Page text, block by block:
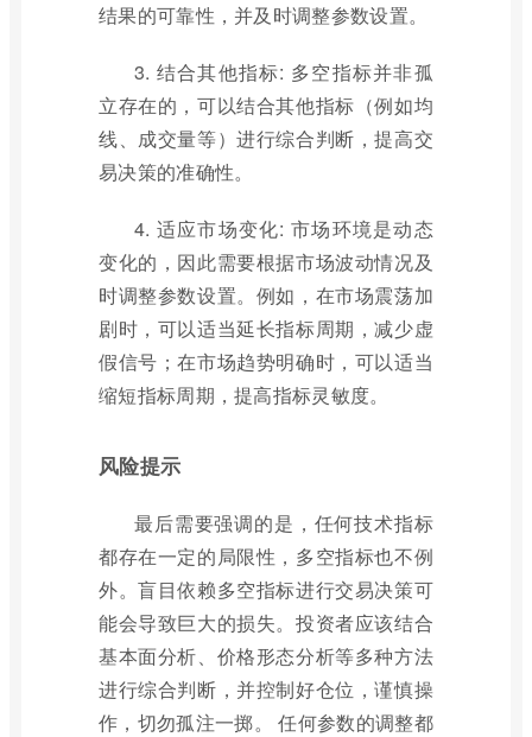
结果的可靠性，并及时调整参数设置。
3. 结合其他指标: 多空指标并非孤
立存在的，可以结合其他指标（例如均
线、成交量等）进行综合判断，提高交
易决策的准确性。
4. 适应市场变化: 市场环境是动态
变化的，因此需要根据市场波动情况及
时调整参数设置。例如，在市场震荡加
剧时，可以适当延长指标周期，减少虚
假信号；在市场趋势明确时，可以适当
缩短指标周期，提高指标灵敏度。
风险提示
最后需要强调的是，任何技术指标
都存在一定的局限性，多空指标也不例
外。盲目依赖多空指标进行交易决策可
能会导致巨大的损失。投资者应该结合
基本面分析、价格形态分析等多种方法
进行综合判断，并控制好仓位，谨慎操
作，切勿孤注一掷。 任何参数的调整都